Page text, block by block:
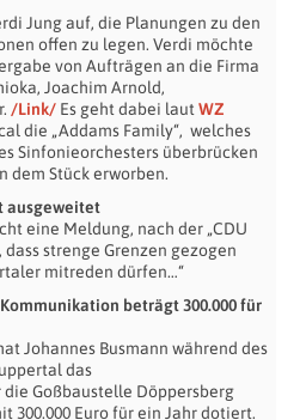
Jung auf, die Planungen zu den
offen zu legen. Verdi möchte
von Aufträgen an die Firma
Joachim Arnold,
/Link/ Es geht dabei laut WZ
die „Addams Family“, welches
Sinfonieorchesters überbrücken
dem Stück erworben.
ausgeweitet
eine Meldung, nach der „CDU
strenge Grenzen gezogen
mitreden dürfen…“
beträgt 300.000 für
Johannes Busmann während des
das
Goßbaustelle Döppersberg
300.000 Euro für ein Jahr dotiert.